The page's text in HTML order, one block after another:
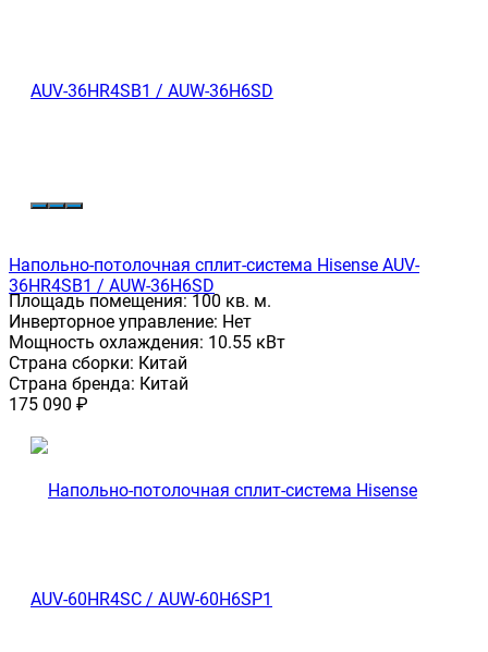
Напольно-потолочная сплит-система Hisense AUV-
36HR4SB1 / AUW-36H6SD
Площадь помещения:100 кв. м.
Инверторное управление: Нет
Мощность охлаждения: 10.55 кВт
Страна сборки: Китай
Страна бренда: Китай
175 090 ₽